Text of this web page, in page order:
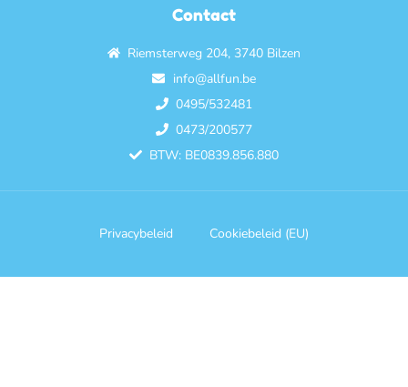
Contact
Riemsterweg 204, 3740 Bilzen
info@allfun.be
0495/532481
0473/200577
BTW: BE0839.856.880
Privacybeleid Cookiebeleid (EU)